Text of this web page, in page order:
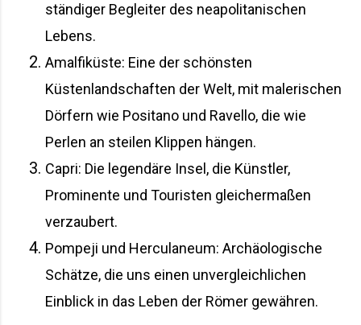
ständiger Begleiter des neapolitanischen
Lebens.
Amalfiküste: Eine der schönsten
Küstenlandschaften der Welt, mit malerischen
Dörfern wie Positano und Ravello, die wie
Perlen an steilen Klippen hängen.
Capri: Die legendäre Insel, die Künstler,
Prominente und Touristen gleichermaßen
verzaubert.
Pompeji und Herculaneum: Archäologische
Schätze, die uns einen unvergleichlichen
Einblick in das Leben der Römer gewähren.